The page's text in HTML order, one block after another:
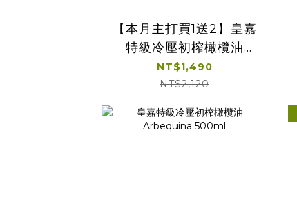
【本月主打買1送2】皇嘉
特級冷壓初榨橄欖油
Arbequina 500ml 贈皇
嘉100ml*1+25ml*1
NT$1,490
NT$2,120